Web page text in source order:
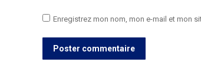
Enregistrez mon nom, mon e-mail et mon
Poster commentaire